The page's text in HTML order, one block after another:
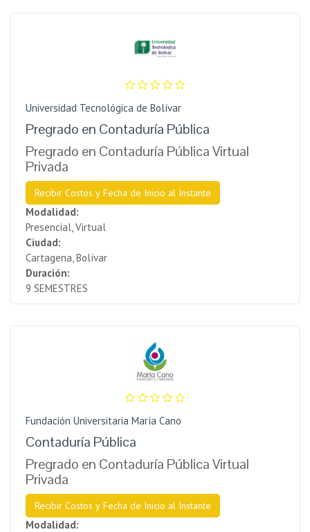
Universidad Tecnológica de Bolívar
Pregrado en Contaduría Pública
Pregrado en Contaduría Pública Virtual
Privada
Recibir Costos y Fecha de Inicio al Instante
Modalidad:
Presencial, Virtual
Ciudad:
Cartagena, Bolívar
Duración:
9 SEMESTRES
Fundación Universitaria María Cano
Contaduría Pública
Pregrado en Contaduría Pública Virtual
Privada
Recibir Costos y Fecha de Inicio al Instante
Modalidad: